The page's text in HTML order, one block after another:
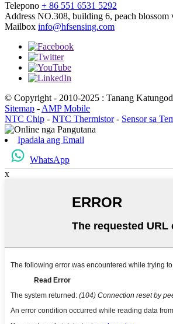
Telepono + 86 551 6531 5292
Address NO.308, building 6, peach blossom
Mailbox info@hfsensing.com
© Copyright - 2010-2025 : Tanang
Sitemap - AMP Mobile
NTC Chip - NTC Thermistor- Sensor sa
Ipadala ang Email
WhatsApp
x